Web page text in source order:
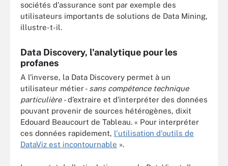
sociétés d'assurance sont par exemple des
utilisateurs importants de solutions de Data Mining,
illustre-t-il.
Data Discovery, l'analytique pour les
profanes
A l'inverse, la Data Discovery permet à un
utilisateur métier - sans compétence technique
particulière - d’extraire et d’interpréter des données
pouvant provenir de sources hétérogènes, dixit
Edouard Beaucourt de Tableau. « Pour interpréter
ces données rapidement, l'utilisation d'outils de
DataViz est incontournable ».